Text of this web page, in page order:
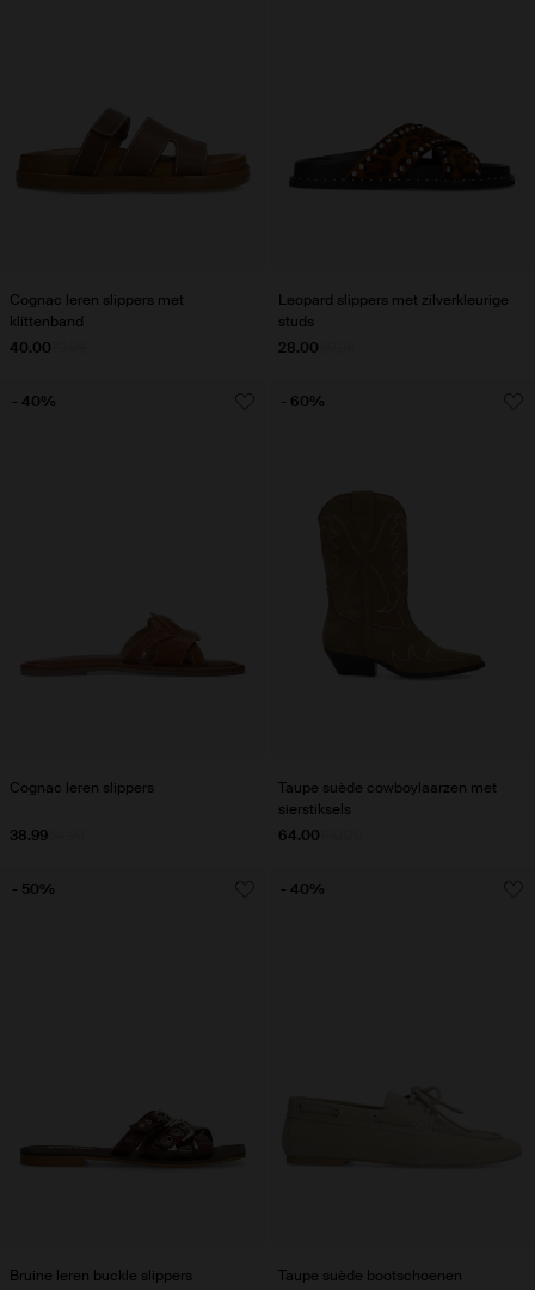
Cognac leren slippers met
klittenband
40.00
Leopard slippers met zilverkleurige
studs
28.00
Cognac leren slippers
38.99
- 40%
Taupe suède cowboylaarzen met
sierstiksels
64.00
- 60%
Bruine leren buckle slippers
- 50%
Taupe suède bootschoenen
- 40%